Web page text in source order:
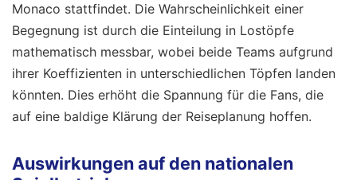
Monaco stattfindet. Die Wahrscheinlichkeit einer
Begegnung ist durch die Einteilung in Lostöpfe
mathematisch messbar, wobei beide Teams aufgrund
ihrer Koeffizienten in unterschiedlichen Töpfen landen
könnten. Dies erhöht die Spannung für die Fans, die
auf eine baldige Klärung der Reiseplanung hoffen.
Auswirkungen auf den nationalen